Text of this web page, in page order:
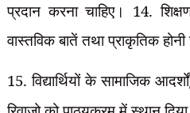
प्रदान करना चाहिए। 14.
वास्तविक बातें तथा प्राकृतिक होनी
15. विद्यार्थियों के सामाजिक आदर्शों